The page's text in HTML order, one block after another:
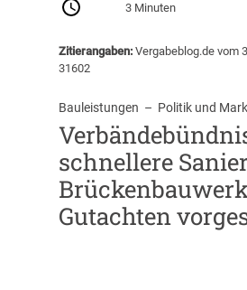
3 Minuten
Zitierangaben:Vergabeblog.de vom
31602
Bauleistungen
  –
Politik und
schnellere
Gutachten